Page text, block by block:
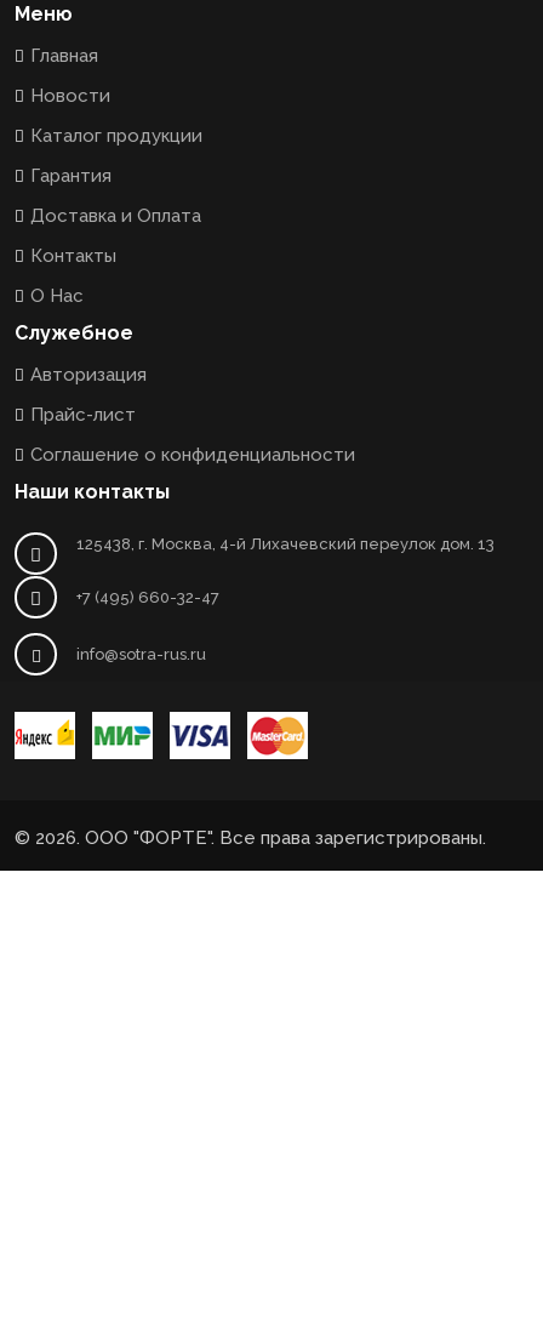
Меню
Главная
Новости
Каталог продукции
Гарантия
Доставка и Оплата
Контакты
О Нас
Служебное
Авторизация
Прайс-лист
Соглашение о конфиденциальности
Наши контакты
125438, г. Москва, 4-й Лихачевский переулок дом. 13
+7 (495) 660-32-47
info@sotra-rus.ru
© 2026. ООО "ФОРТЕ". Все права зарегистрированы.